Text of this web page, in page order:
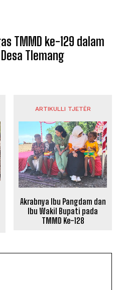
TMMD ke-129 dalam
Tlemang
ARTIKULLI TJETËR
Akrabnya Ibu Pangdam dan
Ibu Wakil Bupati pada
TMMD Ke-128